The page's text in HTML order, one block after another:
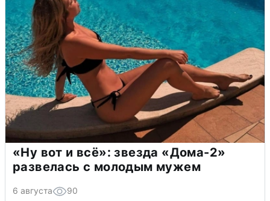
«Ну вот и всё»: звезда «Дома-2»
развелась с молодым мужем
6 августа 90